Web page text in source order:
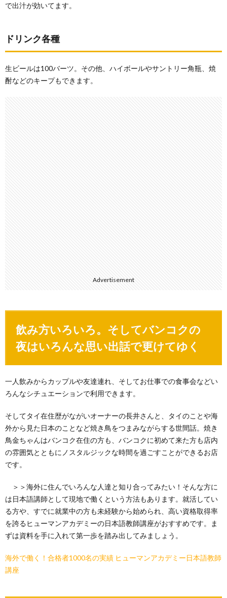
で出汁が効いてます。
ドリンク各種
生ビールは100バーツ。その他、ハイボールやサントリー角瓶、焼
酎などのキープもできます。
Advertisement
飲み方いろいろ。そしてバンコクの
夜はいろんな思い出話で更けてゆく
一人飲みからカップルや友達連れ、そしてお仕事での食事会などい
ろんなシチュエーションで利用できます。
そしてタイ在住歴がながいオーナーの長井さんと、タイのことや海
外から見た日本のことなど焼き鳥をつまみながらする世間話。焼き
鳥金ちゃんはバンコク在住の方も、バンコクに初めて来た方も店内
の雰囲気とともにノスタルジックな時間を過ごすことができるお店
です。
＞＞海外に住んでいろんな人達と知り合ってみたい！そんな方に
は日本語講師として現地で働くという方法もあります。就活してい
る方や、すでに就業中の方も未経験から始められ、高い資格取得率
を誇るヒューマンアカデミーの日本語教師講座がおすすめです。ま
ずは資料を手に入れて第一歩を踏み出してみましょう。
海外で働く！合格者1000名の実績 ヒューマンアカデミー日本語教師
講座